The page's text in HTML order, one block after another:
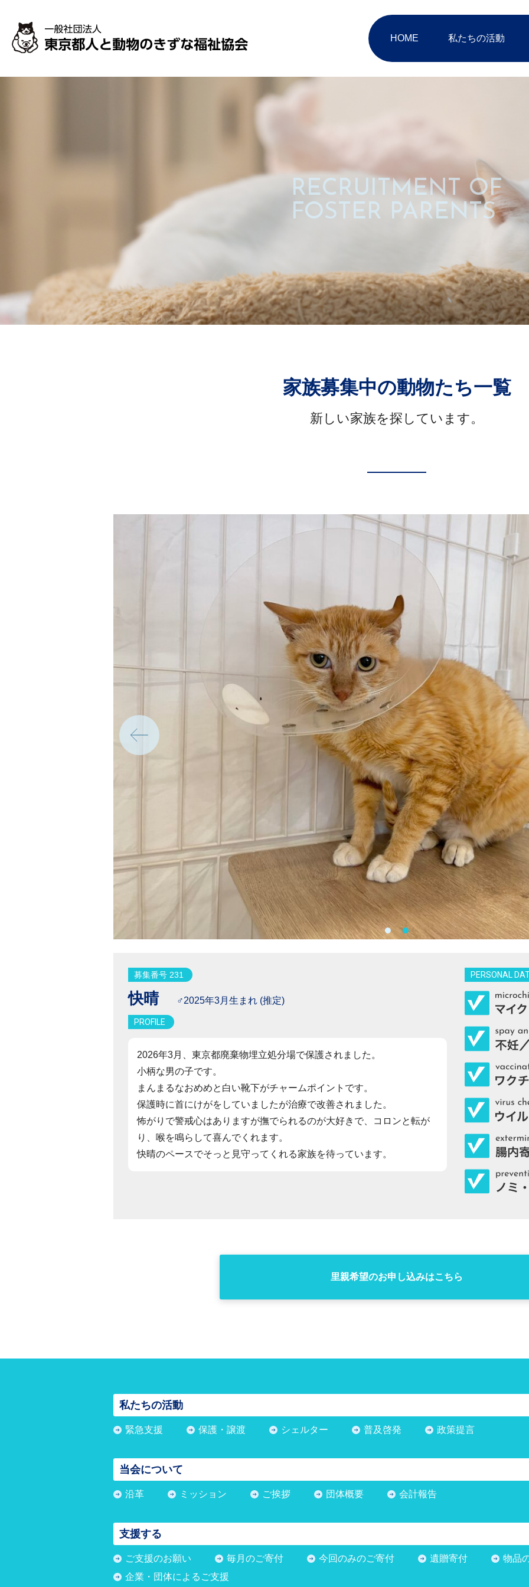
HOME 私たちの活動
RECRUITMENT OF
FOSTER PARENTS
家族募集中の動物たち一覧
新しい家族を探しています。
募集番号 231
快晴 ♂2025年3月生まれ (推定)
PROFILE
2026年3月、東京都廃棄物埋立処分場で保護されました。
小柄な男の子です。
まんまるなおめめと白い靴下がチャームポイントです。
保護時に首にけがをしていましたが治療で改善されました。
怖がりで警戒心はありますが撫でられるのが大好きで、コロンと転が
り、喉を鳴らして喜んでくれます。
快晴のペースでそっと見守ってくれる家族を待っています。
PERSONAL
里親希望のお申し込みはこちら
私たちの活動
緊急支援 保護・譲渡 シェルター 普及啓発 政策提言
当会について
沿革 ミッション ご挨拶 団体概要 会計報告
支援する
ご支援のお願い 毎月のご寄付 今回のみのご寄付 遺贈寄付
物品
企業・団体によるご支援